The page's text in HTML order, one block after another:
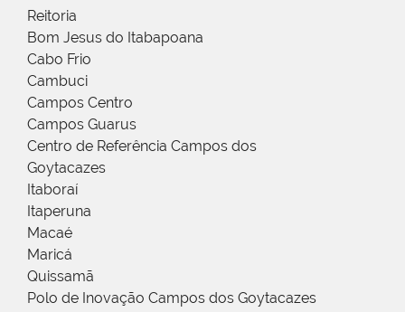
Reitoria
Bom Jesus do Itabapoana
Cabo Frio
Cambuci
Campos Centro
Campos Guarus
Centro de Referência Campos dos
Goytacazes
Itaboraí
Itaperuna
Macaé
Maricá
Quissamã
Polo de Inovação Campos dos Goytacazes